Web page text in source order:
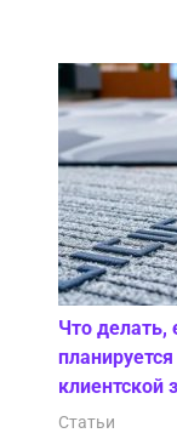
Что делать,
клиентской
Статьи